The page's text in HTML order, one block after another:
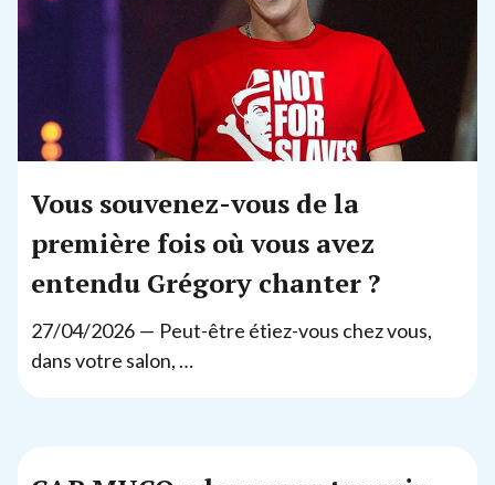
Vous souvenez-vous de la
première fois où vous avez
entendu Grégory chanter ?
27/04/2026 — Peut-être étiez-vous chez vous,
dans votre salon, …